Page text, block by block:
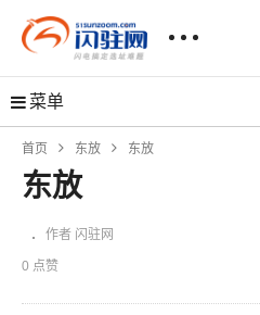
菜单
首页 东放 东放
东放
作者 闪驻网
0 点赞